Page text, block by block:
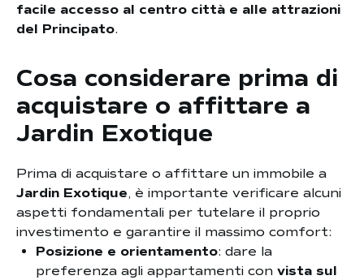
facile accesso al centro città e alle attrazioni
del Principato.
Cosa considerare prima di
acquistare o affittare a
Jardin Exotique
Prima di acquistare o affittare un immobile a
Jardin Exotique, è importante verificare alcuni
aspetti fondamentali per tutelare il proprio
investimento e garantire il massimo comfort:
Posizione e orientamento: dare la
preferenza agli appartamenti con vista sul